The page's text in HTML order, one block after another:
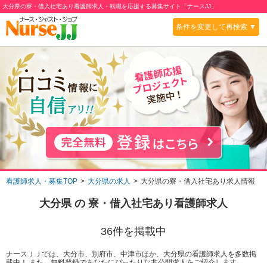
大分県の寮・借入社宅あり看護師求人・転職を応援する募集サイト「ナースJJ」
条件を変更して再検索 ▼
看護師求人・募集TOP 大分県の求人 大分県の寮・借入社宅あり求人情報
大分県の 寮・借入社宅あり看護師求人
36件を掲載中
ナースＪＪでは、大分市、別府市、中津市ほか、大分県の看護師求人を多数掲